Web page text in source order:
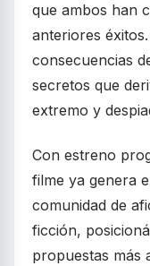
que ambos han
anteriores
consecuencias
secretos que
extremo y
Con estreno
filme ya genera
comunidad de
ficción,
propuestas más